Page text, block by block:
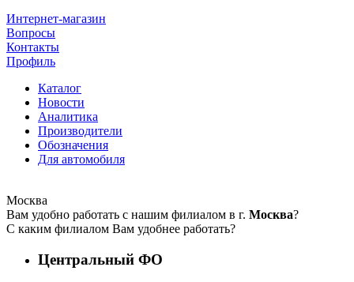
Интернет-магазин
Вопросы
Контакты
Профиль
Каталог
Новости
Аналитика
Производители
Обозначения
Для автомобиля
Москва
Вам удобно работать с нашим филиалом в г. Москва?
С каким филиалом Вам удобнее работать?
Центральный ФО